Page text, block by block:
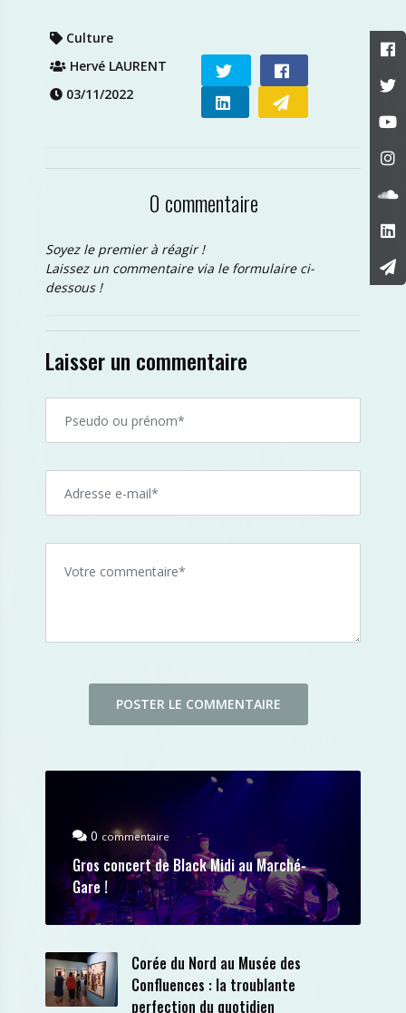
Culture
Hervé LAURENT
03/11/2022
0 commentaire
Soyez le premier à réagir !
Laissez un commentaire via le formulaire ci-
dessous !
Laisser un commentaire
0 commentaire
Gros concert de Black Midi au Marché-
Gare !
Corée du Nord au Musée des
Confluences : la troublante
perfection du quotidien